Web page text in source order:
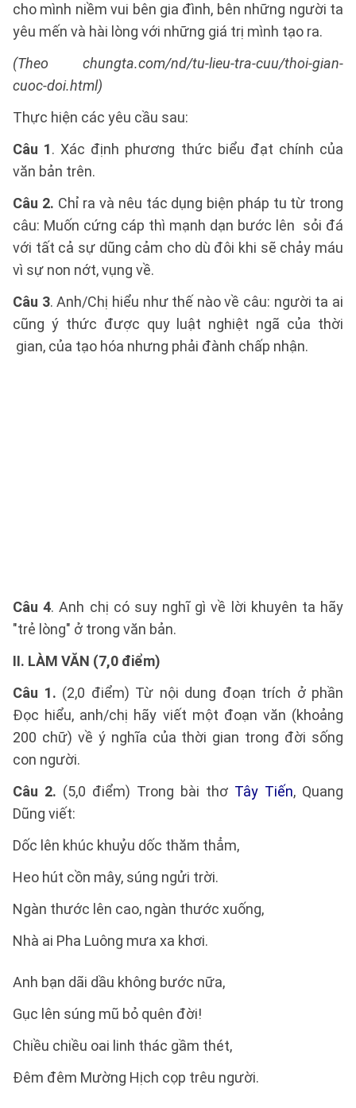
cho mình niềm vui bên gia đình, bên những người ta
yêu mến và hài lòng với những giá trị mình tạo ra.
(Theo chungta.com/nd/tu-lieu-tra-cuu/thoi-gian-
cuoc-doi.html)
Thực hiện các yêu cầu sau:
Câu 1. Xác định phương thức biểu đạt chính của
văn bản trên.
Câu 2. Chỉ ra và nêu tác dụng biện pháp tu từ trong
câu: Muốn cứng cáp thì mạnh dạn bước lên sỏi đá
với tất cả sự dũng cảm cho dù đôi khi sẽ chảy máu
vì sự non nớt, vụng về.
Câu 3. Anh/Chị hiểu như thế nào về câu: người ta ai
cũng ý thức được quy luật nghiệt ngã của thời
gian, của tạo hóa nhưng phải đành chấp nhận.
Câu 4. Anh chị có suy nghĩ gì về lời khuyên ta hãy
"trẻ lòng" ở trong văn bản.
II. LÀM VĂN (7,0 điểm)
Câu 1. (2,0 điểm) Từ nội dung đoạn trích ở phần
Đọc hiểu, anh/chị hãy viết một đoạn văn (khoảng
200 chữ) về ý nghĩa của thời gian trong đời sống
con người.
Câu 2. (5,0 điểm) Trong bài thơ Tây Tiến, Quang
Dũng viết:
Dốc lên khúc khuỷu dốc thăm thẳm,
Heo hút cồn mây, súng ngửi trời.
Ngàn thước lên cao, ngàn thước xuống,
Nhà ai Pha Luông mưa xa khơi.
Anh bạn dãi dầu không bước nữa,
Gục lên súng mũ bỏ quên đời!
Chiều chiều oai linh thác gầm thét,
Đêm đêm Mường Hịch cọp trêu người.